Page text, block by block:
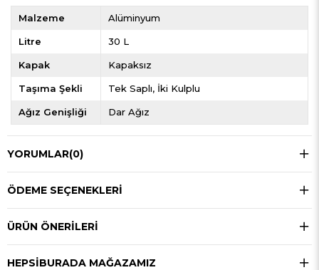
Malzeme Alüminyum
Litre 30 L
Kapak Kapaksız
Taşıma Şekli Tek Saplı İki Kulplu
Ağız Genişliği Dar Ağız
YORUMLAR(0)
ÖDEME SEÇENEKLERI
ÜRÜN ÖNERILERI
HEPSIBURADA MAĞAZAMIZ